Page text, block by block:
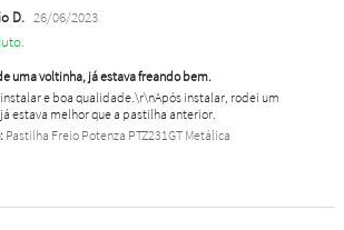
D. 26/06/2023
uma voltinha, já estava freando bem.
e boa qualidade.\r\nApós instalar, rodei um
estava melhor que a pastilha anterior.
Pastilha Freio Potenza PTZ231GT Metálica